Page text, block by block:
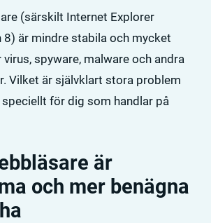
(särskilt Internet Explorer
8) är mindre stabila och mycket
spyware, malware och andra
Vilket är självklart stora problem
för dig som handlar på
är
och mer benägna